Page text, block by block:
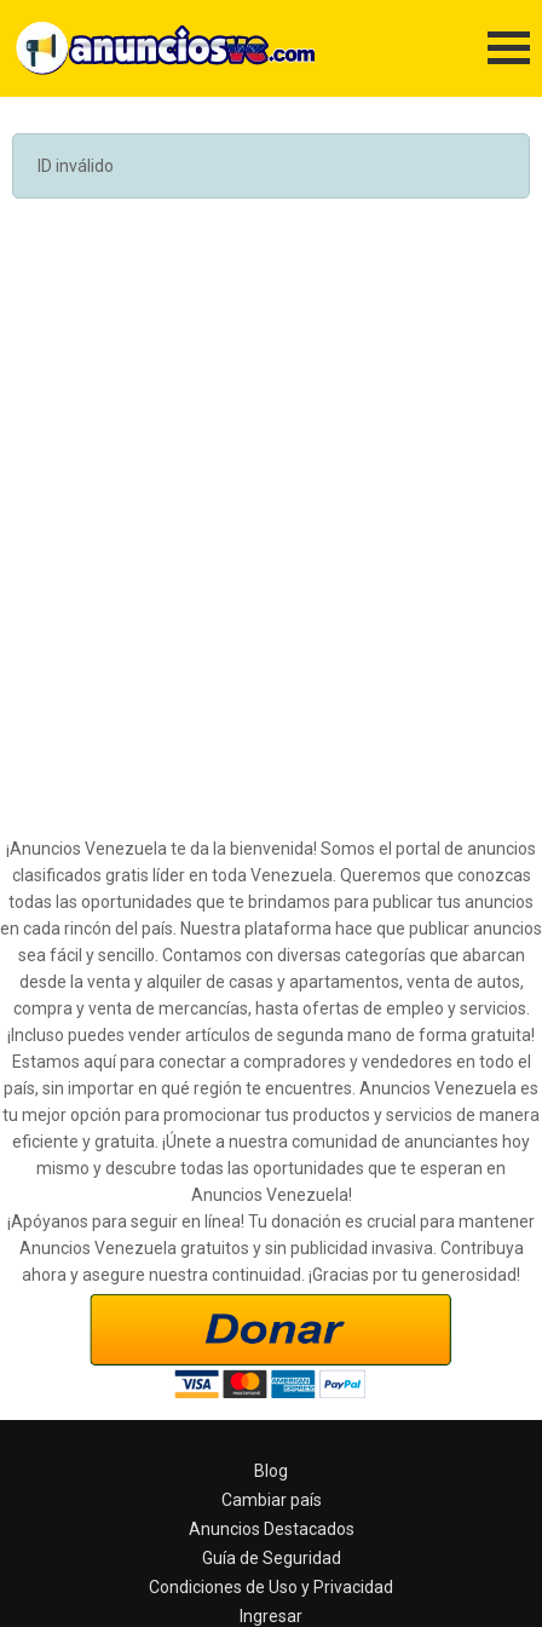
ID inválido
¡Anuncios Venezuela te da la bienvenida! Somos el portal de anuncios
clasificados gratis líder en toda Venezuela. Queremos que conozcas
todas las oportunidades que te brindamos para publicar tus anuncios
en cada rincón del país. Nuestra plataforma hace que publicar anuncios
sea fácil y sencillo. Contamos con diversas categorías que abarcan
desde la venta y alquiler de casas y apartamentos, venta de autos,
compra y venta de mercancías, hasta ofertas de empleo y servicios.
¡Incluso puedes vender artículos de segunda mano de forma gratuita!
Estamos aquí para conectar a compradores y vendedores en todo el
país, sin importar en qué región te encuentres. Anuncios Venezuela es
tu mejor opción para promocionar tus productos y servicios de manera
eficiente y gratuita. ¡Únete a nuestra comunidad de anunciantes hoy
mismo y descubre todas las oportunidades que te esperan en
Anuncios Venezuela!
¡Apóyanos para seguir en línea! Tu donación es crucial para mantener
Anuncios Venezuela gratuitos y sin publicidad invasiva. Contribuya
ahora y asegure nuestra continuidad. ¡Gracias por tu generosidad!
Blog
Cambiar país
Anuncios Destacados
Guía de Seguridad
Condiciones de Uso y Privacidad
Ingresar